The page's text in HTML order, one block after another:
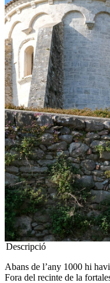
Descripció
Abans de l’any 1000 hi
Fora del recinte de la